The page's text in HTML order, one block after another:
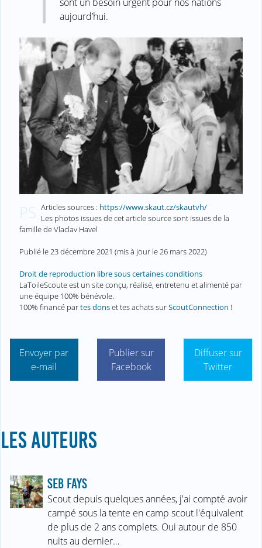
aujourd’hui.
PS Articles sources : https://www.skaut.cz/skautvh/
Les photos issues de cet article source sont issues de la
famille de Vlaclav Havel
Publié le23 décembre 2021 (mis à jour le26 mars 2022)
Droit de reproduction libre sous certaines conditions
LaToileScoute est un site conçu, réalisé, entretenu et alimenté par
une équipe 100% bénévole.
100% financé partes donset tes achats surScoutConnection !
Envoyer par
e-mail
Publier sur
Facebook
Diffuser sur
Twitter
LES AUTEURS
SEB FAYS
Scout depuis quelques années, j'ai compté avoir
campé sous la tente en camp scout l'équivalent
de plus de 2 ans complets. Oui autour de 850
nuits au dernier…